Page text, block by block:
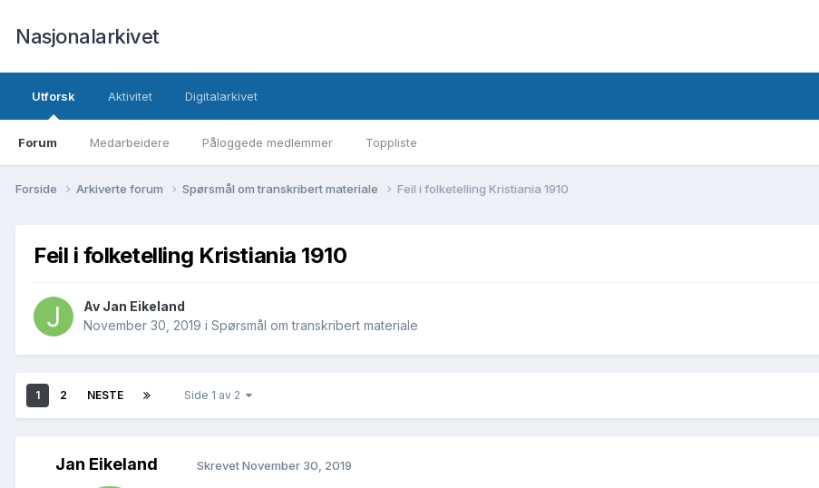
Nasjonalarkivet
Utforsk
Forum Medarbeidere Påloggede medlemmer Toppliste
Aktivitet Digitalarkivet
Forside Arkiverte forum Spørsmål om transkribert materiale Feil i folketelling Kristiania 1910
Feil i folketelling Kristiania 1910
Av Jan Eikeland
November 30, 2019 i Spørsmål om transkribert materiale
1 2 NESTE Side 1 av 2
Jan Eikeland SkrevetNovember 30, 2019